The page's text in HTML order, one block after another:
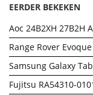
EERDER BEKEKEN
Aoc 24B2XH 27B2H
Range Rover
Samsung Galaxy
Fujitsu RA54310-